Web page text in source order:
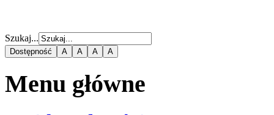
Szukaj...
Dostępność A A A A
Menu główne